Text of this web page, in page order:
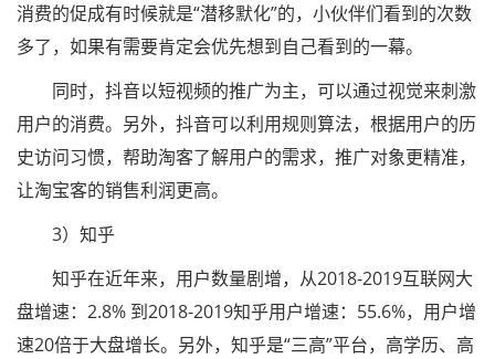
消费的促成有时候就是“潜移默化”的，小伙伴们看到的次数
多了，如果有需要肯定会优先想到自己看到的一幕。
同时，抖音以短视频的推广为主，可以通过视觉来刺激
用户的消费。另外，抖音可以利用规则算法，根据用户的历
史访问习惯，帮助淘客了解用户的需求，推广对象更精准，
让淘宝客的销售利润更高。
3）知乎
知乎在近年来，用户数量剧增，从2018-2019互联网大
盘增速：2.8% 到2018-2019知乎用户增速：55.6%，用户增
速20倍于大盘增长。另外，知乎是“三高”平台，高学历、高